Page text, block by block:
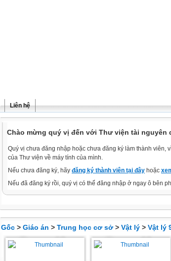
Liên hệ
Chào mừng quý vị đến với Thư viện tài nguyên
Quý vị chưa đăng nhập hoặc chưa đăng ký làm thành viên,
của Thư viện về máy tính của mình.
Nếu chưa đăng ký, hãy đăng ký thành viên tại đây hoặc
Nếu đã đăng ký rồi, quý vị có thể đăng nhập ở ngay ô bên
Gốc > Giáo án > Trung học cơ sở > Vật lý > Vật lý